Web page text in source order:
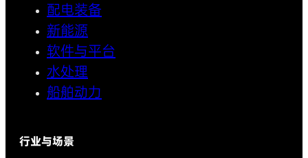
配电装备
新能源
软件与平台
水处理
船舶动力
行业与场景